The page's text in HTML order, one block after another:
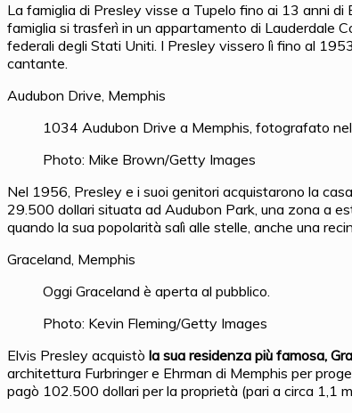
La famiglia di Presley visse a Tupelo fino ai 13 anni di
famiglia si trasferì in un appartamento di Lauderdale
federali degli Stati Uniti. I Presley vissero lì fino al
cantante.
Audubon Drive, Memphis
1034 Audubon Drive a Memphis, fotografato
Photo: Mike Brown/Getty Images
Nel 1956, Presley e i suoi genitori acquistarono la
29.500 dollari situata ad Audubon Park, una zona a
quando la sua popolarità salì alle stelle, anche una
Graceland, Memphis
Oggi Graceland è aperta al pubblico.
Photo: Kevin Fleming/Getty Images
Elvis Presley acquistò la sua residenza più famosa,
architettura Furbringer e Ehrman di Memphis per
pagò 102.500 dollari per la proprietà (pari a circa 1,1